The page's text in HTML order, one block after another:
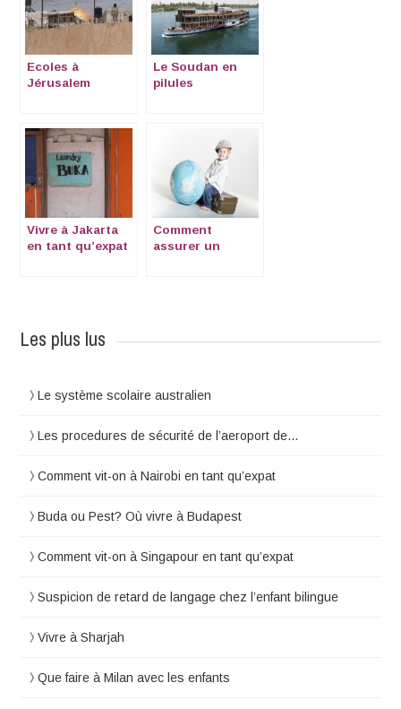
Ecoles à
Jérusalem
Le Soudan en
pilules
Vivre à Jakarta
en tant qu’expat
Comment
assurer un
Les plus lus
Le système scolaire australien
Les procedures de sécurité de l’aeroport de…
Comment vit-on à Nairobi en tant qu’expat
Buda ou Pest? Où vivre à Budapest
Comment vit-on à Singapour en tant qu’expat
Suspicion de retard de langage chez l’enfant bilingue
Vivre à Sharjah
Que faire à Milan avec les enfants